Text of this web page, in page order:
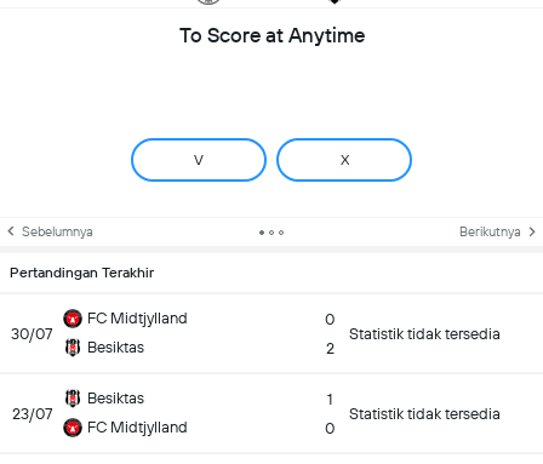
To Score at Anytime
V X
Sebelumnya Berikutnya
Pertandingan Terakhir
30/07
FC Midtjylland
Besiktas
0
2
Statistik tidak tersedia
23/07
Besiktas
FC Midtjylland
1
0
Statistik tidak tersedia